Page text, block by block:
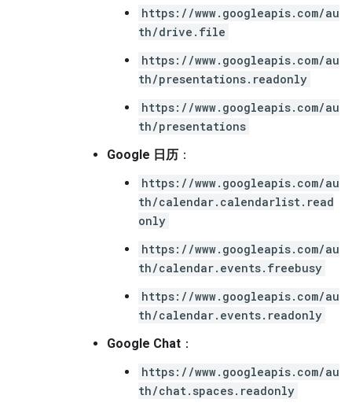
https://www.googleapis.com/au
th/drive.file
https://www.googleapis.com/au
th/presentations.readonly
https://www.googleapis.com/au
th/presentations
Google 日历 ：
https://www.googleapis.com/au
th/calendar.calendarlist.read
only
https://www.googleapis.com/au
th/calendar.events.freebusy
https://www.googleapis.com/au
th/calendar.events.readonly
Google Chat ：
https://www.googleapis.com/au
th/chat.spaces.readonly